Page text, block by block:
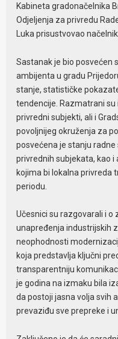
Kabineta gradonačelnika
Odjeljenja za privredu
Luka prisustvovao
Sastanak je bio posvećen
ambijenta u gradu
stanje, statističke
tendencije. Razmatrani
privredni subjekti, ali i
povoljnijeg okruženja za
posvećena je stanju
privrednih subjekata, kao
kojima bi lokalna privreda
periodu.
Učesnici su razgovarali i o
unapređenja industrijskih
neophodnosti
koja predstavlja ključni
transparentniju
je godina na izmaku bila
da postoji jasna volja svih
prevaziđu sve prepreke i